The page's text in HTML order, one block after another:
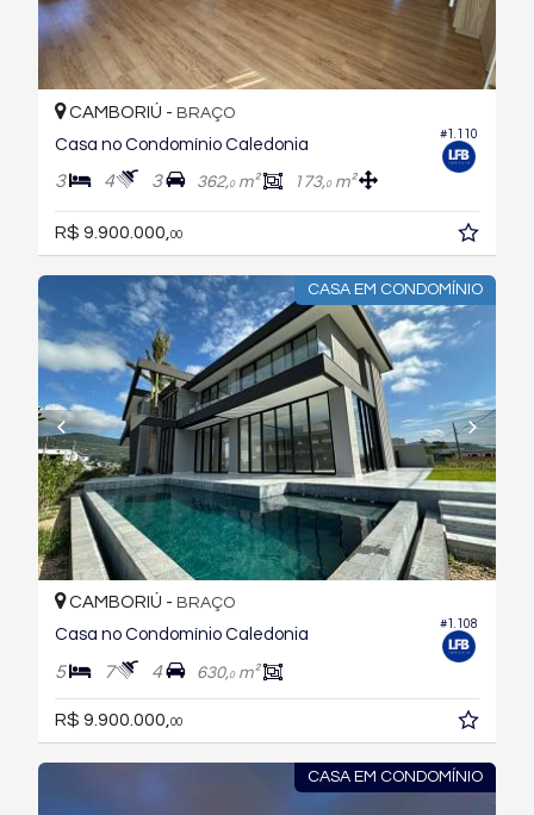
#1.110
CAMBORIÚ - BRAÇO
Casa no Condomínio Caledonia
3 4 3 362,0m² 173,0m²
R$ 9.900.000, 00
CASA EM CONDOMÍNIO
#1.108
CAMBORIÚ - BRAÇO
Casa no Condomínio Caledonia
5 7 4 630,0m²
R$ 9.900.000,00
CASA EM CONDOMÍNIO